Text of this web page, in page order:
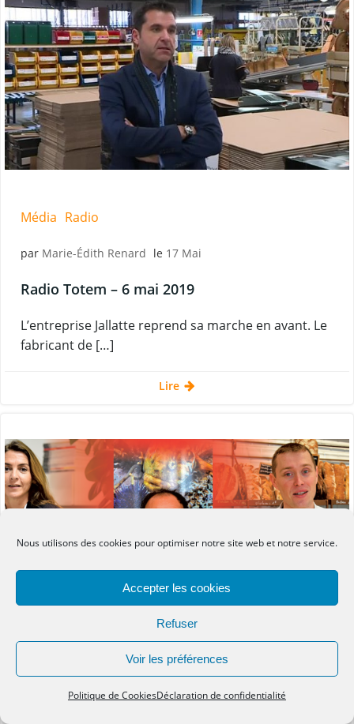
Nous utilisons des cookies pour optimiser notre site web et notre service.
Accepter les cookies
Refuser
Voir les préférences
Politique de CookiesDéclaration de confidentialité
Média Radio
par Marie-Édith Renard le 17 Mai
Radio Totem – 6 mai 2019
L’entreprise Jallatte reprend sa marche en avant. Le
fabricant de […]
Lire
Média Presse régionale